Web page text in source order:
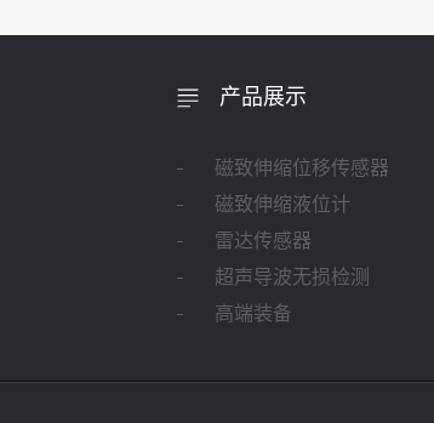
产品展示
磁致伸缩位移传感器
磁致伸缩液位计
雷达传感器
超声导波无损检测
高端装备